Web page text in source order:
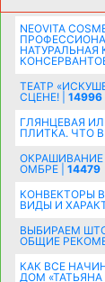
NEOVITA
НАТУРАЛЬНАЯ
ТЕАТР
СЦЕНЕ! | 14996
ГЛЯНЦЕВАЯ
ПЛИТКА. ЧТО
ОКРАШИВАНИЕ
ОМБРЕ | 14479
КОНВЕКТОРЫ
ВИДЫ И
ВЫБИРАЕМ
ОБЩИЕ
КАК ВСЕ
ДОМ «ТАТЬЯНА